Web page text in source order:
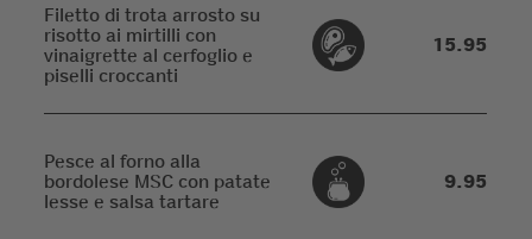
Filetto di trota arrosto su
risotto ai mirtilli con
vinaigrette al cerfoglio e
piselli croccanti
15.95
Pesce al forno alla
bordolese MSC con patate
lesse e salsa tartare
9.95